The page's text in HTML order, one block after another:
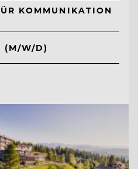
KOMMUNIKATION
(M/W/D)